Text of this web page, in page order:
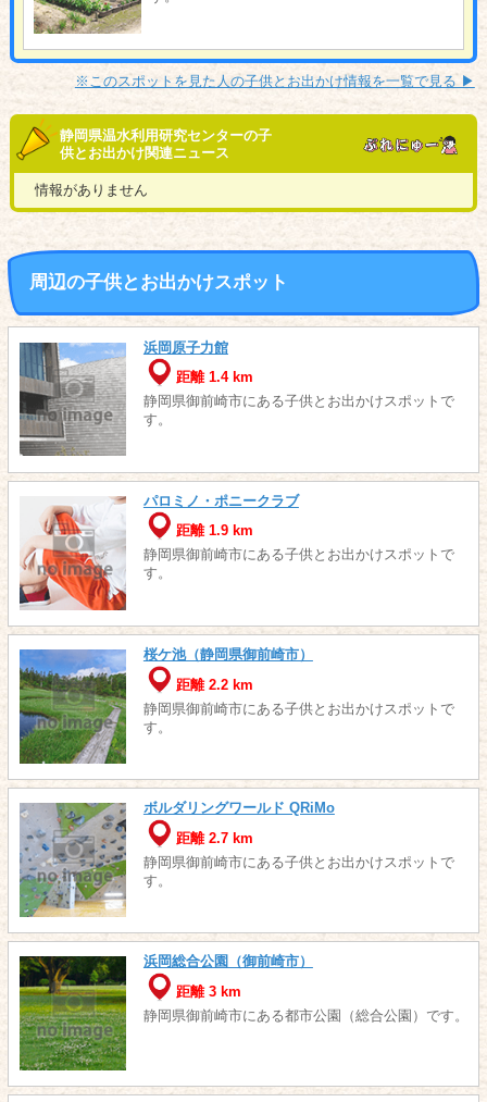
※このスポットを見た人の子供とお出かけ情報を一覧で見る ▶︎
静岡県温水利用研究センターの子
供とお出かけ関連ニュース
情報がありません
周辺の子供とお出かけスポット
浜岡原子力館
距離 1.4 km
静岡県御前崎市にある子供とお出かけスポットで
す。
パロミノ・ポニークラブ
距離 1.9 km
静岡県御前崎市にある子供とお出かけスポットで
す。
桜ケ池（静岡県御前崎市）
距離 2.2 km
静岡県御前崎市にある子供とお出かけスポットで
す。
ボルダリングワールド QRiMo
距離 2.7 km
静岡県御前崎市にある子供とお出かけスポットで
す。
浜岡総合公園（御前崎市）
距離 3 km
静岡県御前崎市にある都市公園（総合公園）です。